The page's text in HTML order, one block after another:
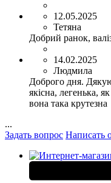
12.05.2025
Тетяна
Добрий ранок,
14.02.2025
Людмила
Доброго дня.
якісна, легенька,
вона така крутезна
...
Задать вопрос Написать